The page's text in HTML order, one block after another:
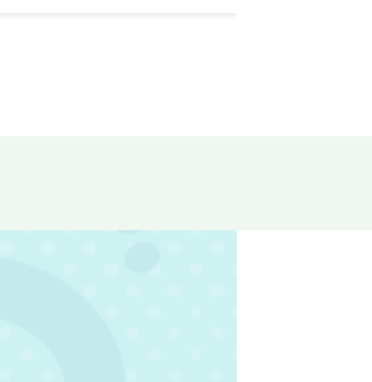
に乗ってくださり、一